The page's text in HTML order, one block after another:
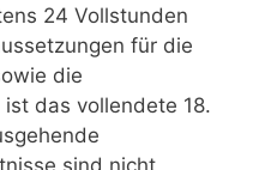
24 Vollstunden
für die
die
das vollendete 18.